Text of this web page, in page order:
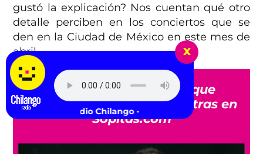
gustó la explicación? Nos cuentan qué otro
detalle perciben en los conciertos que se
den en la Ciudad de México en este mes de
abril.
Todo lo que no sabías que
necesitas saber lo encuentras en
Sopitas.com
x
Radio Chilango -